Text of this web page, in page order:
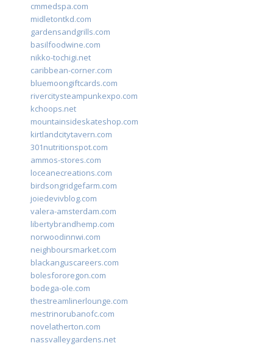
cmmedspa.com
midletontkd.com
gardensandgrills.com
basilfoodwine.com
nikko-tochigi.net
caribbean-corner.com
bluemoongiftcards.com
rivercitysteampunkexpo.com
kchoops.net
mountainsideskateshop.com
kirtlandcitytavern.com
301nutritionspot.com
ammos-stores.com
loceanecreations.com
birdsongridgefarm.com
joiedevivblog.com
valera-amsterdam.com
libertybrandhemp.com
norwoodinnwi.com
neighboursmarket.com
blackanguscareers.com
bolesfororegon.com
bodega-ole.com
thestreamlinerlounge.com
mestrinorubanofc.com
novelatherton.com
nassvalleygardens.net